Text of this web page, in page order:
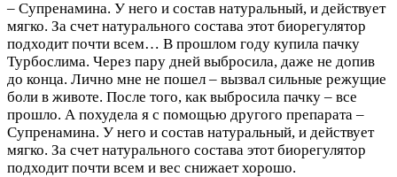
– Супренамина. У него и состав натуральный, и действует
мягко. За счет натурального состава этот биорегулятор
подходит почти всем… В прошлом году купила пачку
Турбослима. Через пару дней выбросила, даже не допив
до конца. Лично мне не пошел – вызвал сильные режущие
боли в животе. После того, как выбросила пачку – все
прошло. А похудела я с помощью другого препарата –
Супренамина. У него и состав натуральный, и действует
мягко. За счет натурального состава этот биорегулятор
подходит почти всем и вес снижает хорошо.